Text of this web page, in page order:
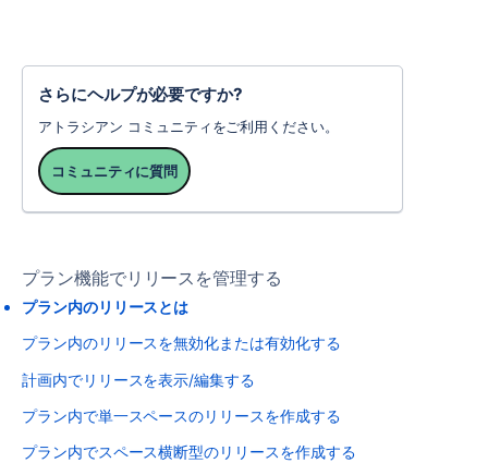
さらにヘルプが必要ですか?
アトラシアン コミュニティをご利用ください。
コミュニティに質問
プラン機能でリリースを管理する
プラン内のリリースとは
プラン内のリリースを無効化または有効化する
計画内でリリースを表示/編集する
プラン内で単一スペースのリリースを作成する
プラン内でスペース横断型のリリースを作成する